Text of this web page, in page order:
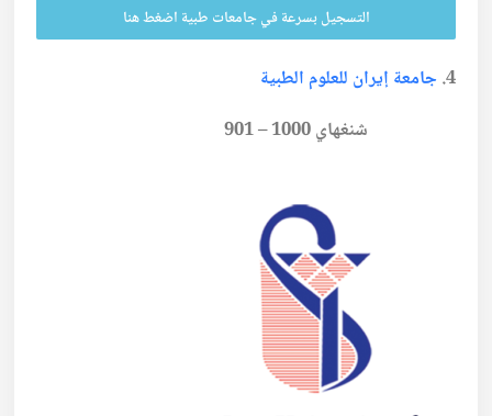
التسجيل بسرعة في جامعات طبية اضغط هنا
4. جامعة إيران للعلوم الطبية
شنغهاي 1000 – 901